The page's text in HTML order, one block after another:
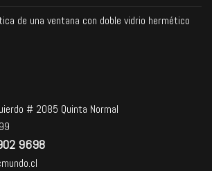
de una ventana con doble vidrio hermético
# 2085 Quinta Normal
9698